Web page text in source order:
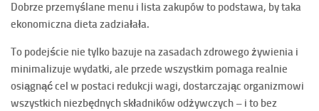
Dobrze przemyślane menu i lista zakupów to podstawa, by taka
ekonomiczna dieta zadziałała.
To podejście nie tylko bazuje na zasadach zdrowego żywienia i
minimalizuje wydatki, ale przede wszystkim pomaga realnie
osiągnąć cel w postaci redukcji wagi, dostarczając organizmowi
wszystkich niezbędnych składników odżywczych – i to bez